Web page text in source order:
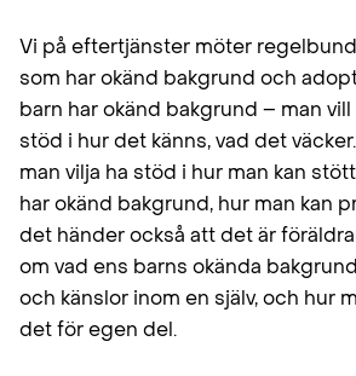
Vi på eftertjänster möter
som har okänd bakgrund och
barn har okänd bakgrund – man
stöd i hur det känns, vad det
man vilja ha stöd i hur man kan
har okänd bakgrund, hur man kan
det händer också att det är
om vad ens barns okända
och känslor inom en själv, och hur
det för egen del.